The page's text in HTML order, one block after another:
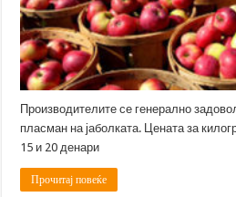
Производителите се генерално
пласман на јаболката. Цената за
15 и 20 денари
Прочитај повеќе